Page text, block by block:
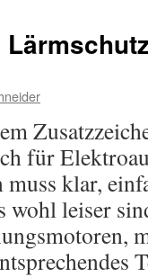
für
klar,
wohl leiser